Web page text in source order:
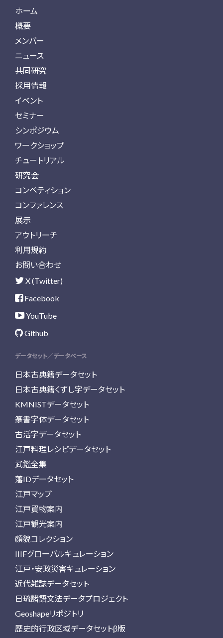
ホーム
概要
メンバー
ニュース
共同研究
採用情報
イベント
セミナー
シンポジウム
ワークショップ
チュートリアル
研究会
コンペティション
コンファレンス
展示
アウトリーチ
利用規約
お問い合わせ
X (Twitter)
Facebook
YouTube
Github
データセット／データベース
日本古典籍データセット
日本古典籍くずし字データセット
KMNISTデータセット
篆書字体データセット
古活字データセット
江戸料理レシピデータセット
武鑑全集
藩IDデータセット
江戸マップ
江戸買物案内
江戸観光案内
顔貌コレクション
IIIFグローバルキュレーション
江戸・安政災害キュレーション
近代雑誌データセット
日琉諸語文法データプロジェクト
Geoshapeリポジトリ
歴史的行政区域データセットβ版